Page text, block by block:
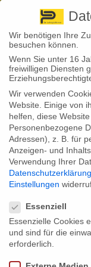
+ 49 3501 528571 |
Back to News
02
Aug.
Stephan
Kosten
Rente ab
Ein Drittel derjenigen,
begründet das mit den
fehlende Informationen,
werden genannt.
Das deutsche
Wir benötigen Ihre
besuchen können.
Wenn Sie unter 16
freiwilligen Diensten
Wir verwenden
Website. Einige von
helfen, diese
Personenbezogene
Adressen), z. B. für
Anzeigen- und
Verwendung Ihrer
Datenschutzerklärung
Einstellungen
Essenziell
Essenzielle Cookies
und sind für die
erforderlich.